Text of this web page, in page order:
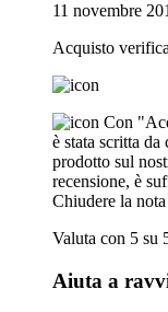
11 novembre
Acquisto
Con
è stata scritta
prodotto sul
recensione, è
Chiudere la nota
Valuta con 5 su
Aiuta a